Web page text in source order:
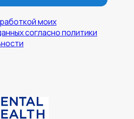
моих
согласно политики